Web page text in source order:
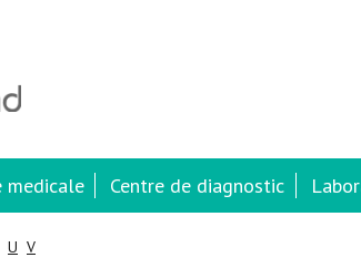
medicale Centre de diagnostic
U V